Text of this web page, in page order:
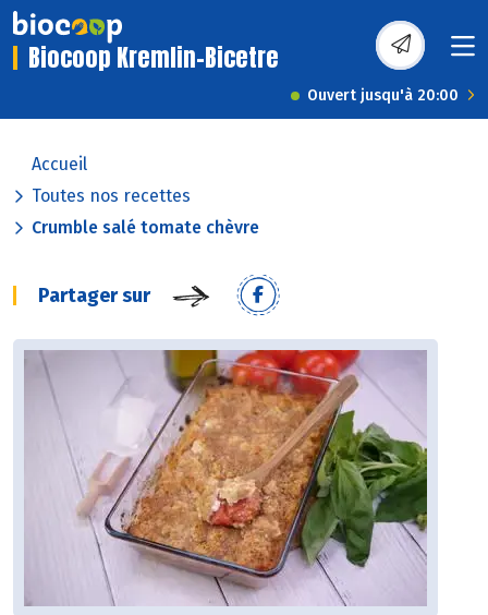
Biocoop Kremlin-Bicetre
Ouvert jusqu'à 20:00
Accueil
Toutes nos recettes
Crumble salé tomate chèvre
Partager sur